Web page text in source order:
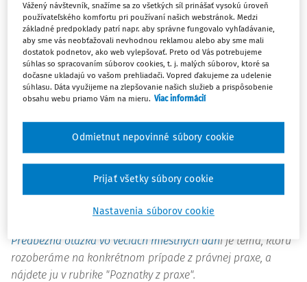
Vykonávaniu zmien rozpočtu obce a vyššieho územného
celkusúvislosti s novelou zákona o rozpočtových
pravidlách územnej samosprávy sa venujeme v rubrike
"Hospodárenie". Nájdete v nej aj príspevoko disponovaní s
verejnými prostriedkami v organizáciách územnej
V rubrike "Účtovníctvo" uverejňujeme poslednú časť
seriáluo účtovaní časového rozlišovania nákladov a
výnosov.
Výzvy, ktoré môžu obce v daňovom konaní využiť, sú
predmetom článku v rubrike "Správne právo".
Predbežná otázka vo veciach miestnych daní je téma, ktorú
rozoberáme na konkrétnom prípade z právnej praxe, a
nájdete ju v rubrike "Poznatky z praxe".
Vážený návštevník, snažíme sa zo všetkých síl prinášať vysokú úroveň
používateľského komfortu pri používaní našich webstránok. Medzi
základné predpoklady patrí napr. aby správne fungovalo vyhľadávanie,
aby sme vás neobťažovali nevhodnou reklamou alebo aby sme mali
dostatok podnetov, ako web vylepšovať. Preto od Vás potrebujeme
súhlas so spracovaním súborov cookies, t. j. malých súborov, ktoré sa
dočasne ukladajú vo vašom prehliadači. Vopred ďakujeme za udelenie
súhlasu. Dáta využijeme na zlepšovanie našich služieb a prispôsobenie
obsahu webu priamo Vám na mieru. Viac informácií
Nastavenia súborov cookie
Odmietnut nepovinné súbory cookie
Prijať všetky súbory cookie